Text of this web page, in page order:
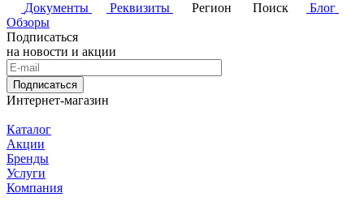
Документы
Реквизиты Регион Поиск
Блог
Обзоры
Подписаться
на новости и акции
Подписаться
Интернет-магазин
Каталог
Акции
Бренды
Услуги
Компания